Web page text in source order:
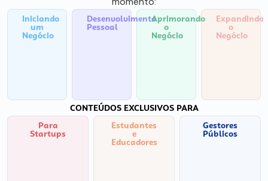
Iniciando
um
Negócio
Desenvolvimento
Pessoal
Aprimorando
o
Negócio
Expandindo
o
Negócio
CONTEÚDOS EXCLUSIVOS PARA
Para
Startups
Estudantes
e
Educadores
Gestores
Públicos